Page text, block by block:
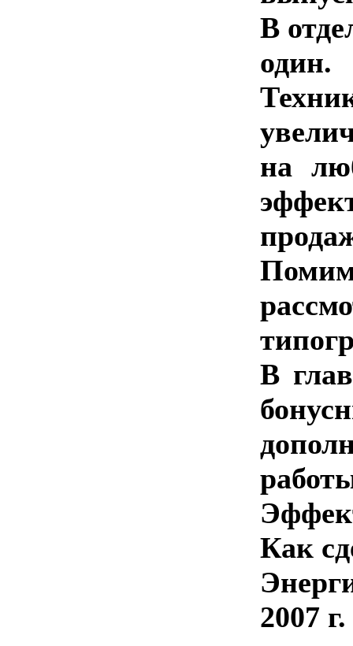
В
один.
на
В
Как
2007 г.